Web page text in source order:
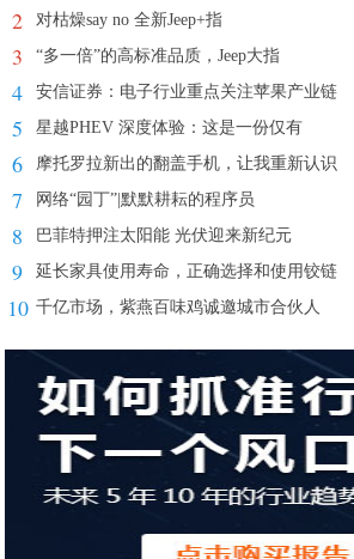
2 对枯燥say no 全新Jeep+指
3 “多一倍”的高标准品质，Jeep大指
4 安信证券：电子行业重点关注苹果产业链
5 星越PHEV 深度体验：这是一份仅有
6 摩托罗拉新出的翻盖手机，让我重新认识
7 网络“园丁”|默默耕耘的程序员
8 巴菲特押注太阳能 光伏迎来新纪元
9 延长家具使用寿命，正确选择和使用铰链
10 千亿市场，紫燕百味鸡诚邀城市合伙人